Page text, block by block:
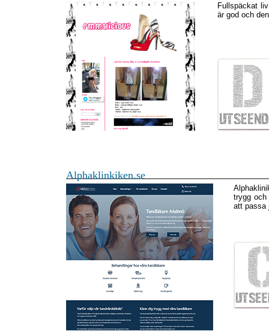
Fullspäckat
är god och
Alphaklinkiken.se
trygg och
att passa